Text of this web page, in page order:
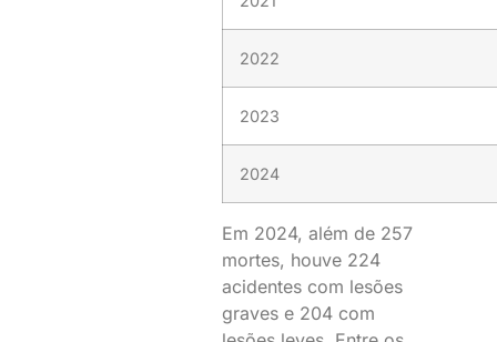
2022
2023
2024
Em 2024, além de 257
mortes, houve 224
acidentes com lesões
graves e 204 com